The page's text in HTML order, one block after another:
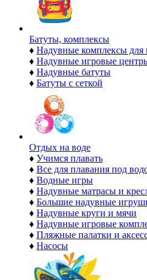
Батуты, комплексы
♦ Надувные комплексы для
♦ Надувные игровые
♦ Надувные батуты
♦ Батуты с сеткой
Отдых на воде
♦ Учимся плавать
♦ Все для плавания под
♦ Водные игры
♦ Надувные матрасы и
♦ Большие надувные
♦ Надувные круги и мячи
♦ Надувные игровые
♦ Пляжные палатки и
♦ Насосы